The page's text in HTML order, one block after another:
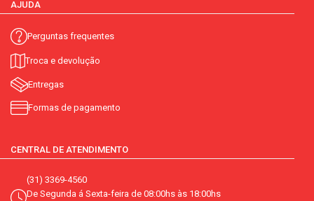
AJUDA
Perguntas frequentes
Troca e devolução
Entregas
Formas de pagamento
CENTRAL DE ATENDIMENTO
(31) 3369-4560
De Segunda á Sexta-feira de 08:00hs às 18:00hs